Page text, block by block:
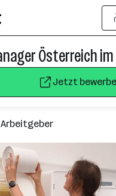
Jetzt
Arbeitgeber